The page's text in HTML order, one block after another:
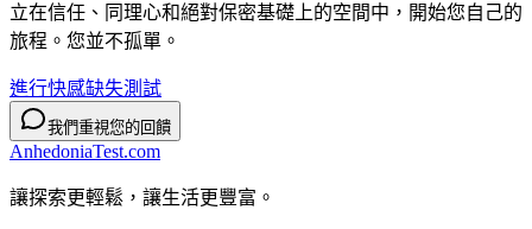
立在信任、同理心和絕對保密基礎上的空間中，開始您自己的
旅程。您並不孤單。
進行快感缺失測試
我們重視您的回饋
AnhedoniaTest.com
讓探索更輕鬆，讓生活更豐富。